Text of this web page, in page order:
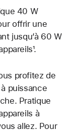
40 W
offrir une
jusqu’à 60 W
profitez de
puissance
Pratique
à
allez. Pour